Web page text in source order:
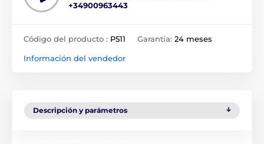
+34900963443
Código del producto : P511 Garantía: 24 meses
Información del vendedor
Descripción y parámetros